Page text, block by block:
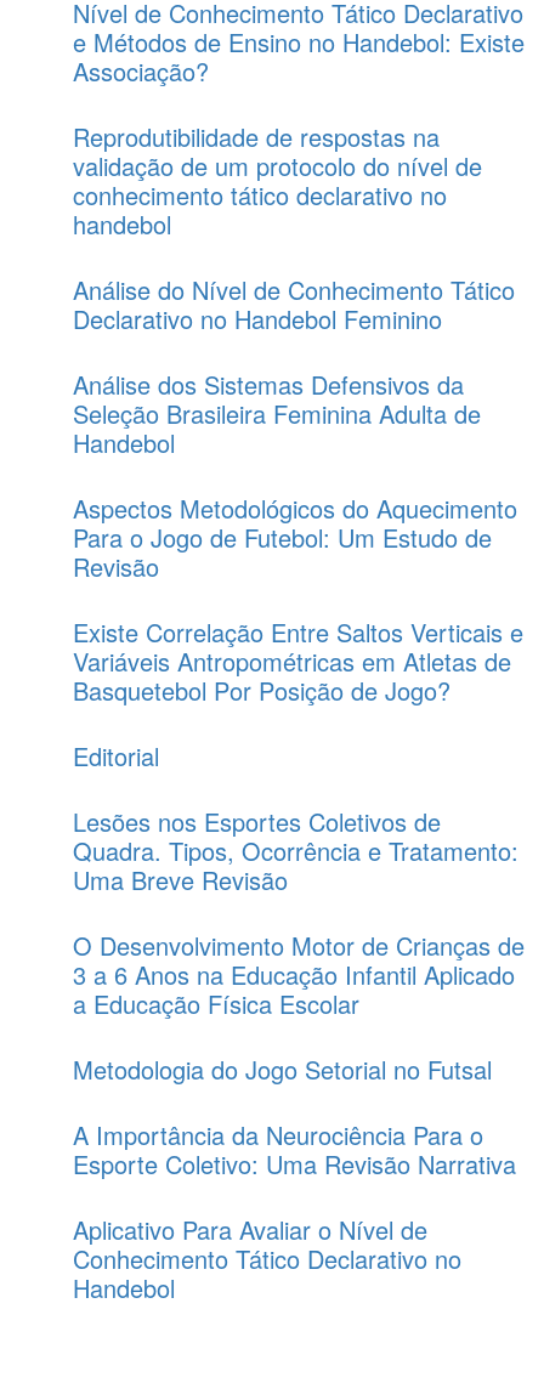
Nível de Conhecimento Tático Declarativo
e Métodos de Ensino no Handebol: Existe
Associação?
Reprodutibilidade de respostas na
validação de um protocolo do nível de
conhecimento tático declarativo no
handebol
Análise do Nível de Conhecimento Tático
Declarativo no Handebol Feminino
Análise dos Sistemas Defensivos da
Seleção Brasileira Feminina Adulta de
Handebol
Aspectos Metodológicos do Aquecimento
Para o Jogo de Futebol: Um Estudo de
Revisão
Existe Correlação Entre Saltos Verticais e
Variáveis Antropométricas em Atletas de
Basquetebol Por Posição de Jogo?
Editorial
Lesões nos Esportes Coletivos de
Quadra. Tipos, Ocorrência e Tratamento:
Uma Breve Revisão
O Desenvolvimento Motor de Crianças de
3 a 6 Anos na Educação Infantil Aplicado
a Educação Física Escolar
Metodologia do Jogo Setorial no Futsal
A Importância da Neurociência Para o
Esporte Coletivo: Uma Revisão Narrativa
Aplicativo Para Avaliar o Nível de
Conhecimento Tático Declarativo no
Handebol